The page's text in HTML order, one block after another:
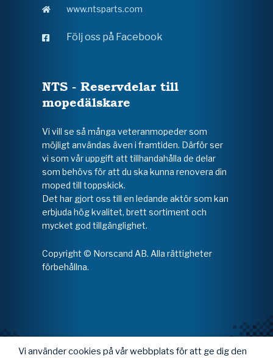
www.ntsparts.com
Följ oss på Facebook
NTS - Reservdelar till
mopedälskare
Vi vill se så många veteranmopeder som
möjligt användas även i framtiden. Därför ser
vi som vår uppgift att tillhandahålla de delar
som behövs för att du ska kunna renovera din
moped till toppskick.
Det har gjort oss till en ledande aktör som kan
erbjuda hög kvalitet, brett sortiment och
mycket god tillgänglighet.
Copyright © Norscand AB. Alla rättigheter
förbehållna.
Vi använder cookies på vår webbplats för att ge dig den